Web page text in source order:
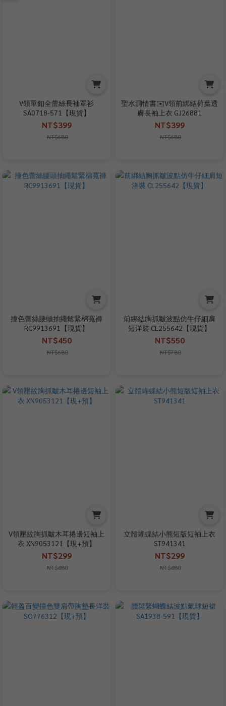
V領單釦全蕾絲長袖罩衫
SA0718-571【現貨】
NT$399
NT$680
聖水洞情書✉️V領前綁結荷葉透
膚長袖上衣 GJ26881
NT$399
NT$680
撞色蕾絲腰頭抽繩鬆緊棉寬褲
RC9913691【現貨】
NT$450
NT$680
前綁結胸抓皺波點仿牛仔細肩
短洋裝 CL255642【現貨】
NT$550
NT$780
V領壓紋胸抓皺木耳捲邊短袖上
衣 XN9053121【現+預】
NT$299
NT$480
立體蝴蝶結小熊短版短袖上衣
ST941341
NT$299
NT$480